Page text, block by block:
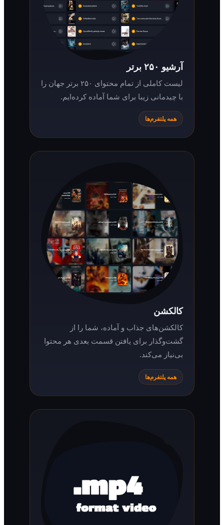
لیست کاملی از تمام محتوای ۲۵۰ برتر جهان را
با چیدمانی زیبا برای شما آماده کرده‌ایم.
همه پلتفرم‌ها
کالکشن‌های جذاب و آماده، شما را از
گشت‌وگذار برای یافتن قسمت بعدی هر محتوا
بی‌نیاز می‌کند.
همه پلتفرم‌ها